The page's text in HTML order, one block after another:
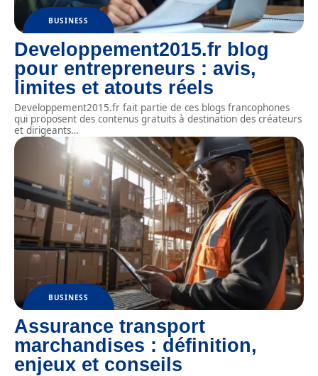
BUSINESS
Developpement2015.fr blog
pour entrepreneurs : avis,
limites et atouts réels
Developpement2015.fr fait partie de ces blogs francophones
qui proposent des contenus gratuits à destination des créateurs
et dirigeants…
BUSINESS
Assurance transport
marchandises : définition,
enjeux et conseils